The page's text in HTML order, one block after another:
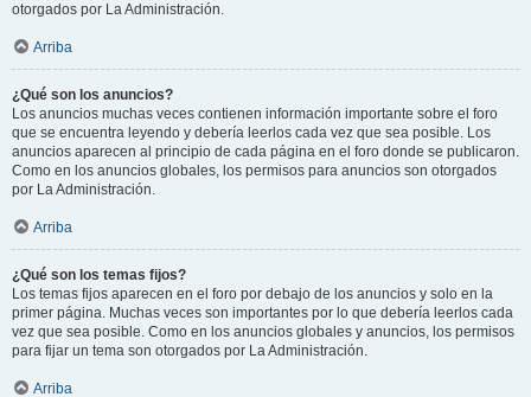
otorgados por La Administración.
Arriba
¿Qué son los anuncios?
Los anuncios muchas veces contienen información importante sobre el foro
que se encuentra leyendo y debería leerlos cada vez que sea posible. Los
anuncios aparecen al principio de cada página en el foro donde se publicaron.
Como en los anuncios globales, los permisos para anuncios son otorgados
por La Administración.
Arriba
¿Qué son los temas fijos?
Los temas fijos aparecen en el foro por debajo de los anuncios y solo en la
primer página. Muchas veces son importantes por lo que debería leerlos cada
vez que sea posible. Como en los anuncios globales y anuncios, los permisos
para fijar un tema son otorgados por La Administración.
Arriba